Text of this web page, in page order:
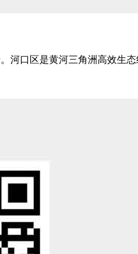
河口区是黄河三角洲高效生